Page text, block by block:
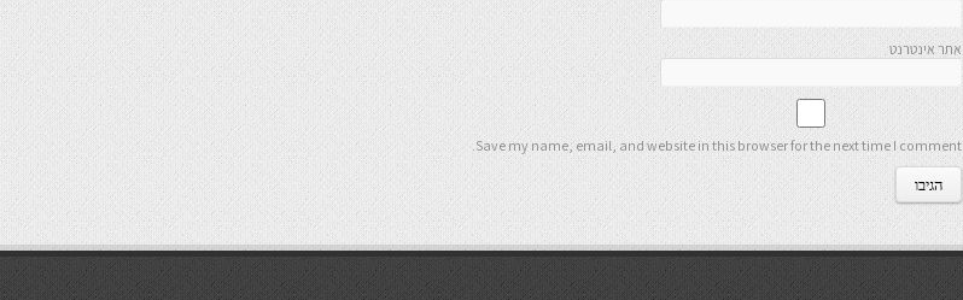
אתר אינטרנט
Save my name, email, and website in this browser for the next time I comment.